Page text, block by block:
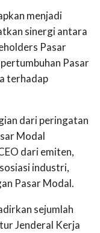
menjadi
sinergi antara
Pasar
Pasar
terhadap
dari peringatan
Modal
dari emiten,
industri,
Pasar Modal.
sejumlah
Jenderal Kerja